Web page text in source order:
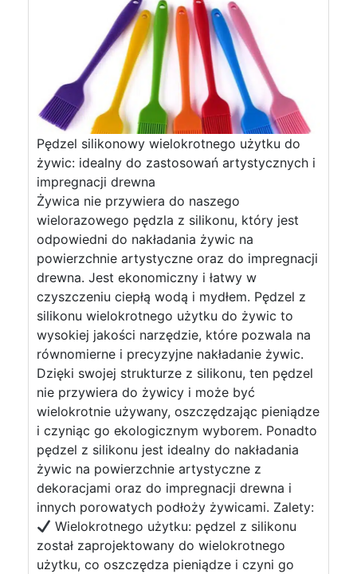
Pędzel silikonowy wielokrotnego użytku do
żywic: idealny do zastosowań artystycznych i
impregnacji drewna
Żywica nie przywiera do naszego
wielorazowego pędzla z silikonu, który jest
odpowiedni do nakładania żywic na
powierzchnie artystyczne oraz do impregnacji
drewna. Jest ekonomiczny i łatwy w
czyszczeniu ciepłą wodą i mydłem. Pędzel z
silikonu wielokrotnego użytku do żywic to
wysokiej jakości narzędzie, które pozwala na
równomierne i precyzyjne nakładanie żywic.
Dzięki swojej strukturze z silikonu, ten pędzel
nie przywiera do żywicy i może być
wielokrotnie używany, oszczędzając pieniądze
i czyniąc go ekologicznym wyborem. Ponadto
pędzel z silikonu jest idealny do nakładania
żywic na powierzchnie artystyczne z
dekoracjami oraz do impregnacji drewna i
innych porowatych podłoży żywicami. Zalety:
Wielokrotnego użytku: pędzel z silikonu
został zaprojektowany do wielokrotnego
użytku, co oszczędza pieniądze i czyni go